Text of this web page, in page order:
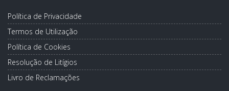
Política de Privacidade
Termos de Utilização
Política de Cookies
Resolução de Litígios
Livro de Reclamações